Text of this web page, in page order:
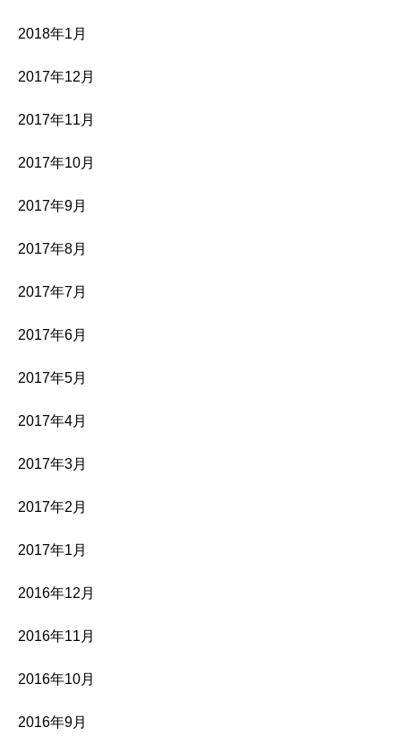
2018年1月
2017年12月
2017年11月
2017年10月
2017年9月
2017年8月
2017年7月
2017年6月
2017年5月
2017年4月
2017年3月
2017年2月
2017年1月
2016年12月
2016年11月
2016年10月
2016年9月